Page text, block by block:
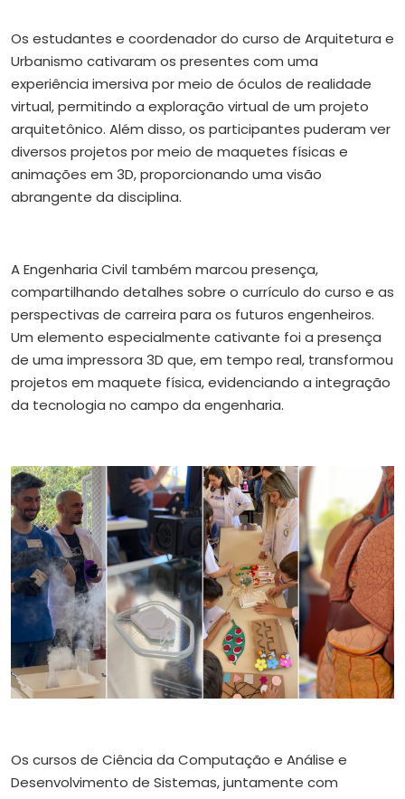
Os estudantes e coordenador do curso de Arquitetura e
Urbanismo cativaram os presentes com uma
experiência imersiva por meio de óculos de realidade
virtual, permitindo a exploração virtual de um projeto
arquitetônico. Além disso, os participantes puderam ver
diversos projetos por meio de maquetes físicas e
animações em 3D, proporcionando uma visão
abrangente da disciplina.
A Engenharia Civil também marcou presença,
compartilhando detalhes sobre o currículo do curso e as
perspectivas de carreira para os futuros engenheiros.
Um elemento especialmente cativante foi a presença
de uma impressora 3D que, em tempo real, transformou
projetos em maquete física, evidenciando a integração
da tecnologia no campo da engenharia.
Os cursos de Ciência da Computação e Análise e
Desenvolvimento de Sistemas, juntamente com